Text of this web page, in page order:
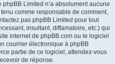
Limited n’a absolument aucune
comme responsable de comment,
pas phpBB Limited pour tout
insultant, diffamatoire, etc.) qui
internet de phpBB.com ou le logiciel
courrier électronique à phpBB
partie de ce logiciel, attendez-vous
de réponse.